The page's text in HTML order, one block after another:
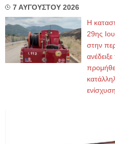
7 ΑΥΓΟΥΣΤΟΥ 2026
Η
29ης
στην
ενίσχυση